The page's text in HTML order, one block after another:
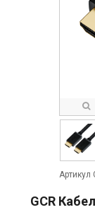
Артикул
GCR